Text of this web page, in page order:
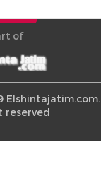
of
Elshintajatim.com.
reserved